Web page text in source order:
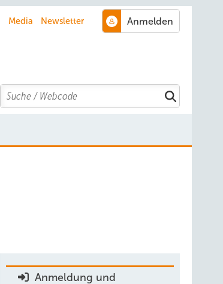
Media Newsletter
Search
Anmeldung und